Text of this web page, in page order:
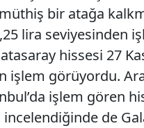
bir atağa
lira seviyesinden
hissesi 27
işlem görüyordu.
işlem gören
incelendiğinde de